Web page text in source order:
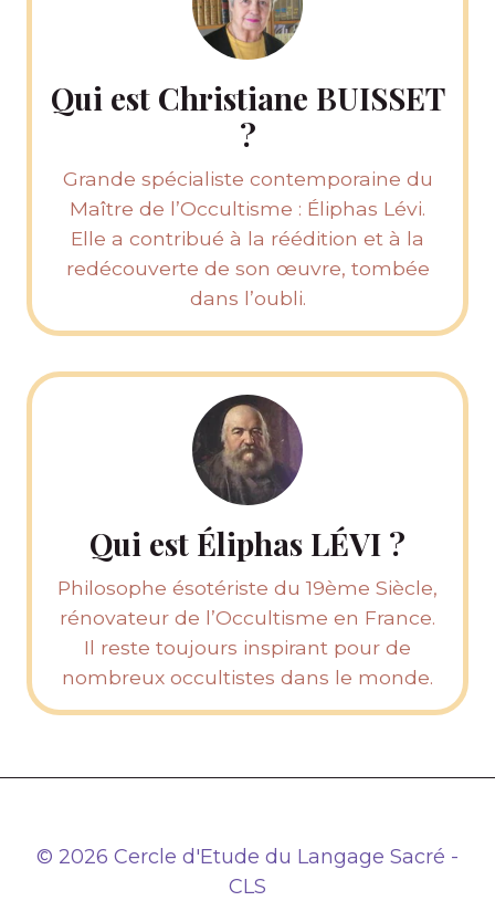
Qui est Christiane BUISSET
?
Grande spécialiste contemporaine du
Maître de l’Occultisme : Éliphas Lévi.
Elle a contribué à la réédition et à la
redécouverte de son œuvre, tombée
dans l’oubli.
Qui est Éliphas LÉVI ?
Philosophe ésotériste du 19ème Siècle,
rénovateur de l’Occultisme en France.
Il reste toujours inspirant pour de
nombreux occultistes dans le monde.
© 2026 Cercle d'Etude du Langage Sacré -
CLS